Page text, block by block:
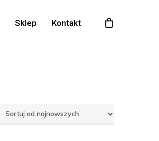
Sklep Kontakt